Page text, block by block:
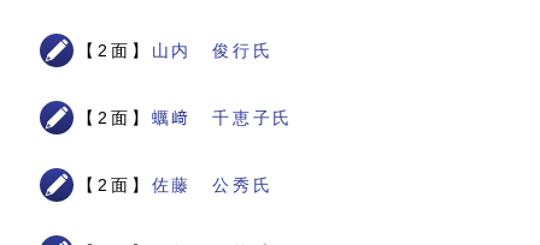
【2面】 山内 俊行氏
【2面】 蠣﨑 千恵子氏
【2面】 佐藤 公秀氏